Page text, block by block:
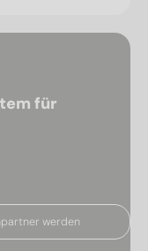
für
werden